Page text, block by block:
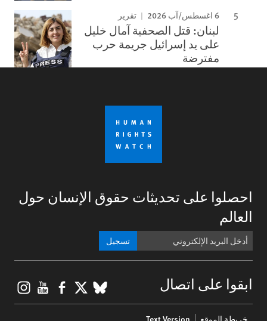
6 اغسطس/آب 2026 تقرير
لبنان: قتل الصحفية آمال خليل
على يد إسرائيل جريمة حرب
مفترضة
احصلوا على تحديثات حقوق الإنسان حول
العالم
تسجيل
ابقوا على اتصال BlueSky
X
خريطة الموقع Text Version